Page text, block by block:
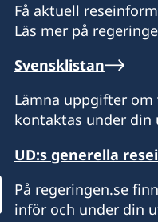
Få aktuell
Läs mer på
Svensklistan
Lämna uppgifter
kontaktas under din
UD:s generella
På regeringen.se
inför och under din